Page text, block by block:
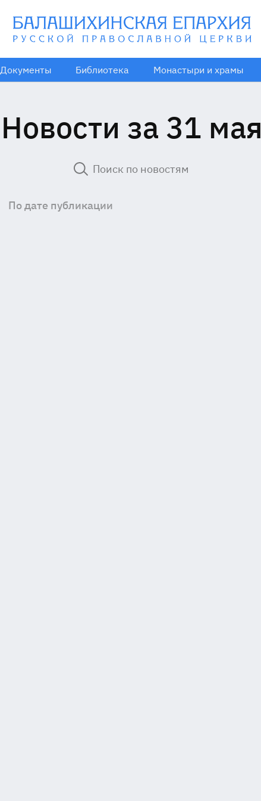
Документы Библиотека Монастыри и храмы
Новости за 31 мая
По дате публикации